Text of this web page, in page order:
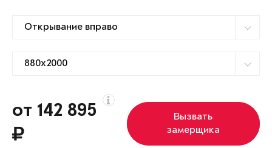
от 142 895
Вызвать
замерщика